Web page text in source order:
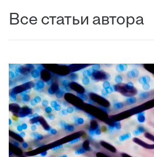
Все статьи автора